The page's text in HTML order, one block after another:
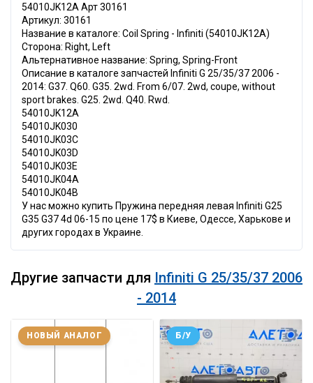
54010JK12A Арт 30161
Артикул: 30161
Название в каталоге: Coil Spring - Infiniti (54010JK12A)
Сторона: Right, Left
Альтернативное название: Spring, Spring-Front
Описание в каталоге запчастей Infiniti G 25/35/37 2006 -
2014: G37. Q60. G35. 2wd. From 6/07. 2wd, coupe, without
sport brakes. G25. 2wd. Q40. Rwd.
54010JK12A
54010JK030
54010JK03C
54010JK03D
54010JK03E
54010JK04A
54010JK04B
У нас можно купить Пружина передняя левая Infiniti G25
G35 G37 4d 06-15 по цене 17$ в Киеве, Одессе, Харькове и
других городах в Украине.
Другие запчасти для Infiniti G 25/35/37 2006
- 2014
НОВЫЙ АНАЛОГ Б/У